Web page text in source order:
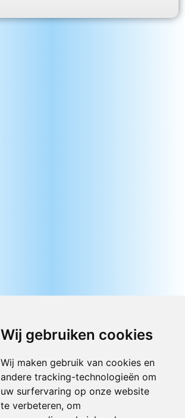
Wij gebruiken cookies
Wij maken gebruik van cookies en
andere tracking-technologieën om
uw surfervaring op onze website
te verbeteren, om